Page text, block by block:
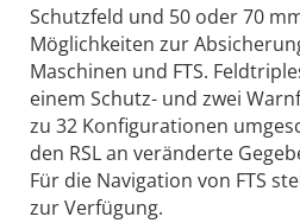
Schutzfeld und 50 oder 70
Möglichkeiten zur
Maschinen und FTS.
einem Schutz- und zwei
zu 32 Konfigurationen
den RSL an veränderte
Für die Navigation von FTS
zur Verfügung.